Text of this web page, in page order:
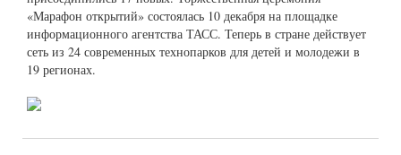
«Марафон открытий» состоялась 10 декабря на площадке
информационного агентства ТАСС. Теперь в стране действует
сеть из 24 современных технопарков для детей и молодежи в
19 регионах.